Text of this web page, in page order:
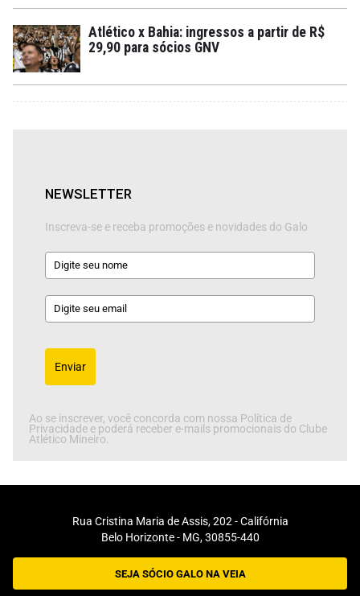
Atlético x Bahia: ingressos a partir de R$
29,90 para sócios GNV
NEWSLETTER
Inscreva-se e receba promoções e novidades do Galo
Enviar
Ao se inscrever, você concorda com nossa Política de
Privacidade e poderá receber e-mails promocionais do Clube
Atlético Mineiro.
Rua Cristina Maria de Assis, 202 - Califórnia
Belo Horizonte - MG, 30855-440
SEJA SÓCIO GALO NA VEIA